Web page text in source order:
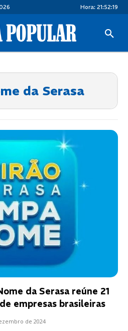
Hora:21:52:20
da Serasa
da Serasa reúne 21
empresas brasileiras
de 2024